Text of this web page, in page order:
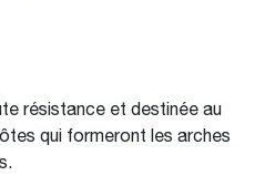
résistance et destinée au
qui formeront les arches